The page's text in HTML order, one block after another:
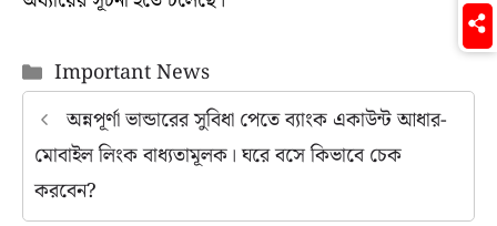
Categories
Important News
অন্নপূর্ণা ভান্ডারের সুবিধা পেতে ব্যাংক একাউন্ট আধার-
মোবাইল লিংক বাধ্যতামূলক। ঘরে বসে কিভাবে চেক
করবেন?